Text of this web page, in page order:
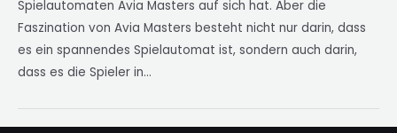
Spielautomaten Avia Masters auf sich hat. Aber die
Faszination von Avia Masters besteht nicht nur darin, dass
es ein spannendes Spielautomat ist, sondern auch darin,
dass es die Spieler in…